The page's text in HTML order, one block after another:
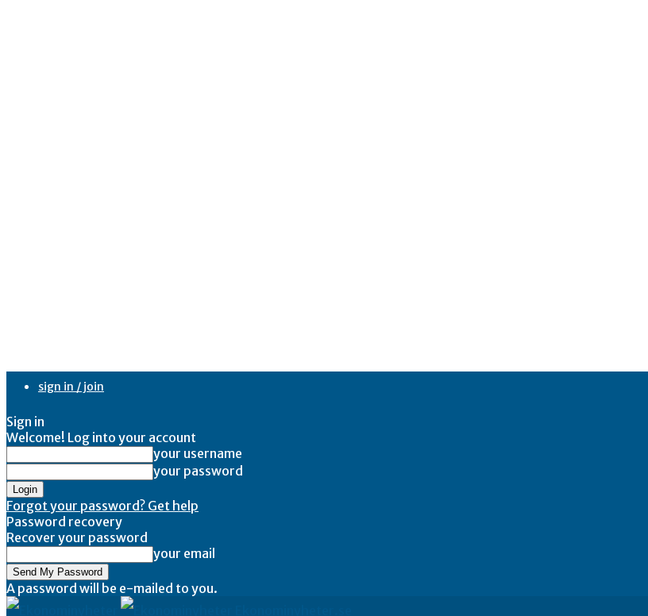
sign in / join
Sign in
Welcome! Log into your account
your username
your password
Forgot your password? Get help
Password recovery
Recover your password
your email
A password will be e-mailed to you.